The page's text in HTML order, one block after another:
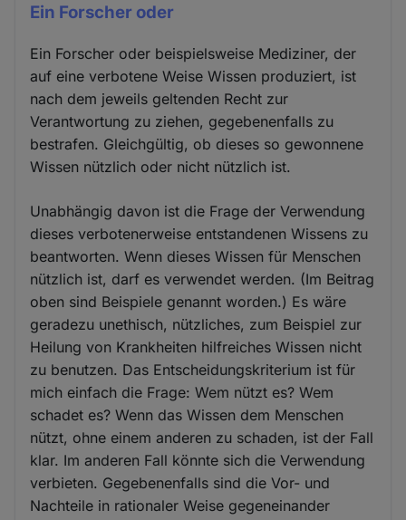
Ein Forscher oder
Ein Forscher oder beispielsweise Mediziner, der
auf eine verbotene Weise Wissen produziert, ist
nach dem jeweils geltenden Recht zur
Verantwortung zu ziehen, gegebenenfalls zu
bestrafen. Gleichgültig, ob dieses so gewonnene
Wissen nützlich oder nicht nützlich ist.
Unabhängig davon ist die Frage der Verwendung
dieses verbotenerweise entstandenen Wissens zu
beantworten. Wenn dieses Wissen für Menschen
nützlich ist, darf es verwendet werden. (Im Beitrag
oben sind Beispiele genannt worden.) Es wäre
geradezu unethisch, nützliches, zum Beispiel zur
Heilung von Krankheiten hilfreiches Wissen nicht
zu benutzen. Das Entscheidungskriterium ist für
mich einfach die Frage: Wem nützt es? Wem
schadet es? Wenn das Wissen dem Menschen
nützt, ohne einem anderen zu schaden, ist der Fall
klar. Im anderen Fall könnte sich die Verwendung
verbieten. Gegebenenfalls sind die Vor- und
Nachteile in rationaler Weise gegeneinander